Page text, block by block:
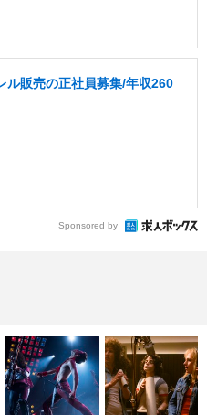
ル販売の正社員募集/年収260
Sponsored by